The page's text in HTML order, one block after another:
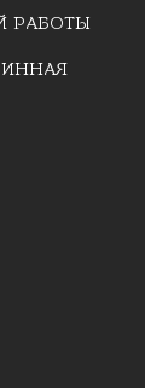
РАБОТЫ